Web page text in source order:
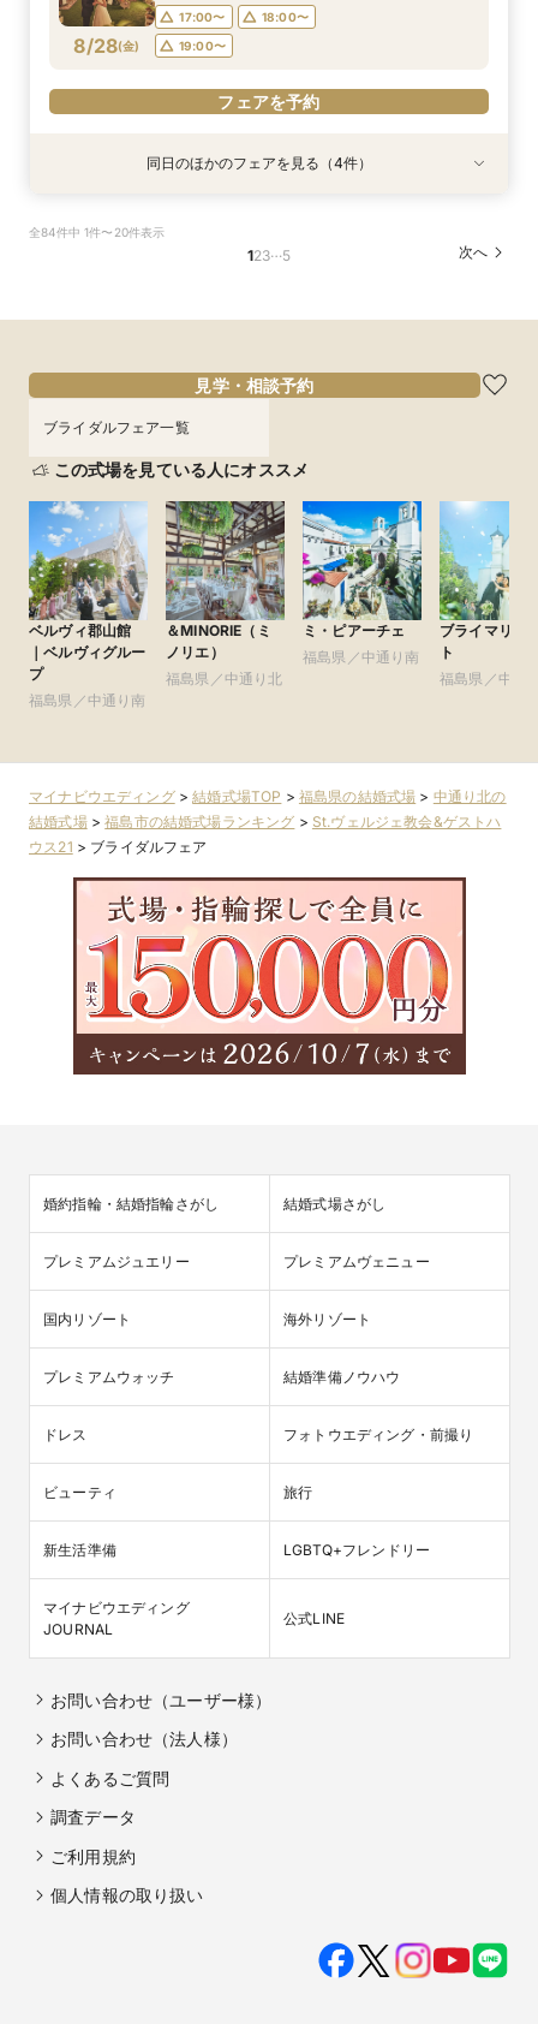
フェアを予約
フェアを予約
フェアを予約
フェアを予約
8/28(金)
17:00〜
18:00〜
19:00〜
フェアを予約
特典あり
8/28
のよくばりフェア
フェアを予約
8/28
と叶う結婚式
フェアを予約
8/28
る試食チケット付
フェアを予約
特典あり
8/28
相談会
フェアを予約
同日のほかのフェアを見る（4件）
全84件中 1件〜20件表示
123…5 次へ
見学・相談予約
ブライダルフェア一覧
この式場を見ている人にオススメ
ベルヴィ郡山館
｜ベルヴィグルー
プ
福島県／中通り南
＆MINORIE（ミ
ノリエ）
福島県／中通り北
ミ・ピアーチェ
福島県／中通り南
ブライマリー
ト
福島県／中通
マイナビウエディング>結婚式場TOP > 福島県の結婚式場 > 中通り北の
結婚式場>福島市の結婚式場ランキング > St.ヴェルジェ教会&ゲストハ
ウス21 > ブライダルフェア
婚約指輪・結婚指輪さがし 結婚式場さがし
プレミアムジュエリー プレミアムヴェニュー
国内リゾート 海外リゾート
プレミアムウォッチ 結婚準備ノウハウ
ドレス フォトウエディング・前撮り
ビューティ 旅行
新生活準備 LGBTQ+フレンドリー
マイナビウエディング
JOURNAL
公式LINE
お問い合わせ（ユーザー様）
お問い合わせ（法人様）
よくあるご質問
調査データ
ご利用規約
個人情報の取り扱い